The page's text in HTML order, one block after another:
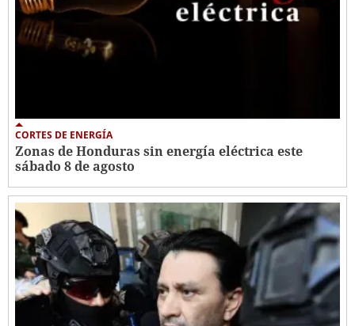
CORTES DE ENERGÍA
Zonas de Honduras sin energía eléctrica este
sábado 8 de agosto